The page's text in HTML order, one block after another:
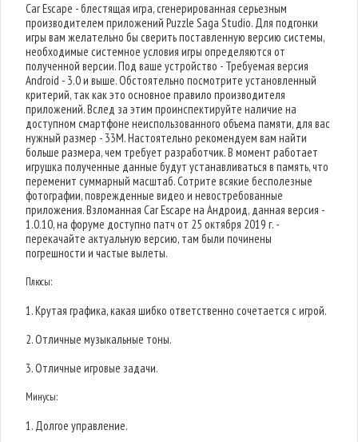
Car Escape - блестящая игра, сгенерированная серьезным
производителем приложений Puzzle Saga Studio. Для подгонки
игры вам желательно бы сверить поставленную версию системы,
необходимые системное условия игры определяются от
полученной версии. Под ваше устройство - Требуемая версия
Android - 3.0 и выше. Обстоятельно посмотрите установленный
критерий, так как это основное правило производителя
приложений. Вслед за этим проинспектируйте наличие на
доступном смартфоне неиспользованного объема памяти, для вас
нужный размер - 33M. Настоятельно рекомендуем вам найти
больше размера, чем требует разработчик. В момент работает
игрушка полученные данные будут устанавливаться в память, что
переменит суммарный масштаб. Сотрите всякие бесполезные
фотографии, поврежденные видео и невостребованные
приложения. Взломанная Car Escape на Андроид, данная версия -
1.0.10, на форуме доступно патч от 25 октября 2019 г. -
перекачайте актуальную версию, там были починены
погрешности и частые вылеты.
Плюсы:
1. Крутая графика, какая шибко ответственно сочетается с игрой.
2. Отличные музыкальные тоны.
3. Отличные игровые задачи.
Минусы:
1. Долгое управление.